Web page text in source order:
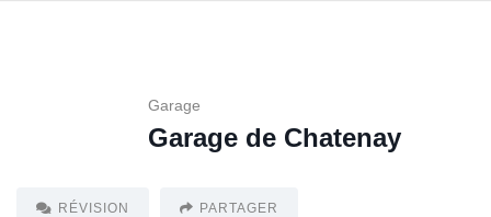
Garage
Garage de Chatenay
RÉVISION PARTAGER